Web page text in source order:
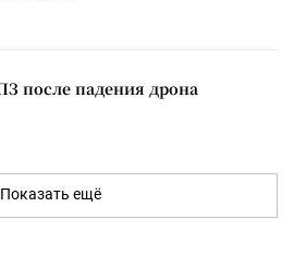
после падения дрона
Показать ещё